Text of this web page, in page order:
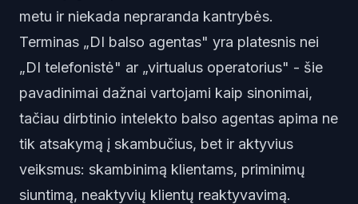
metu ir niekada nepraranda kantrybės.
Terminas „DI balso agentas" yra platesnis nei
„DI telefonistė" ar „virtualus operatorius" - šie
pavadinimai dažnai vartojami kaip sinonimai,
tačiau dirbtinio intelekto balso agentas apima ne
tik atsakymą į skambučius, bet ir aktyvius
veiksmus: skambinimą klientams, priminimų
siuntimą, neaktyvių klientų reaktyvavimą.